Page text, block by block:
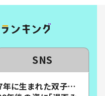
SNS
年に生まれた双子…